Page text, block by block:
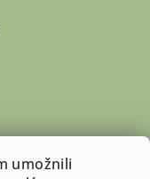
umožnili